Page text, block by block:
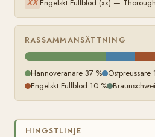
XX Engelskt Fullblod (xx) —
RASSAMMANSÄTTNING
Hannoveranare 37 % Ostpreussare
Engelskt Fullblod 10 %
HINGSTLINJE